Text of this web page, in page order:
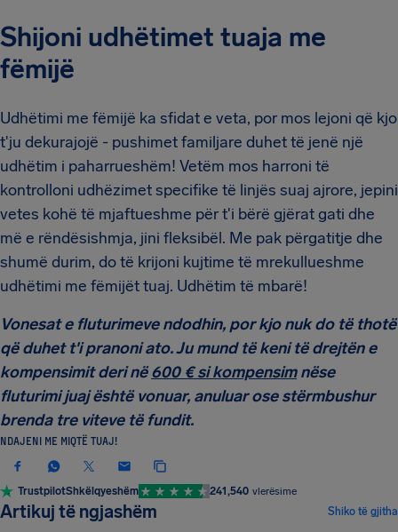
Shijoni udhëtimet tuaja me
fëmijë
Udhëtimi me fëmijë ka sfidat e veta, por mos lejoni që kjo
t'ju dekurajojë - pushimet familjare duhet të jenë një
udhëtim i paharrueshëm! Vetëm mos harroni të
kontrolloni udhëzimet specifike të linjës suaj ajrore, jepini
vetes kohë të mjaftueshme për t'i bërë gjërat gati dhe
më e rëndësishmja, jini fleksibël. Me pak përgatitje dhe
shumë durim, do të krijoni kujtime të mrekullueshme
udhëtimi me fëmijët tuaj. Udhëtim të mbarë!
Vonesat e fluturimeve ndodhin, por kjo nuk do të thotë
që duhet t'i pranoni ato. Ju mund të keni të drejtën e
kompensimit deri në600 € si kompensimnëse
fluturimi juaj është vonuar, anuluar ose stërmbushur
brenda tre viteve të fundit.
NDAJENI ME MIQTË TUAJ!
TrustpilotShkëlqyeshëm 241,540 vlerësime
Artikuj të ngjashëm Shiko të gjitha
KËSHILLA DHE TRUKE UDHËTIMI